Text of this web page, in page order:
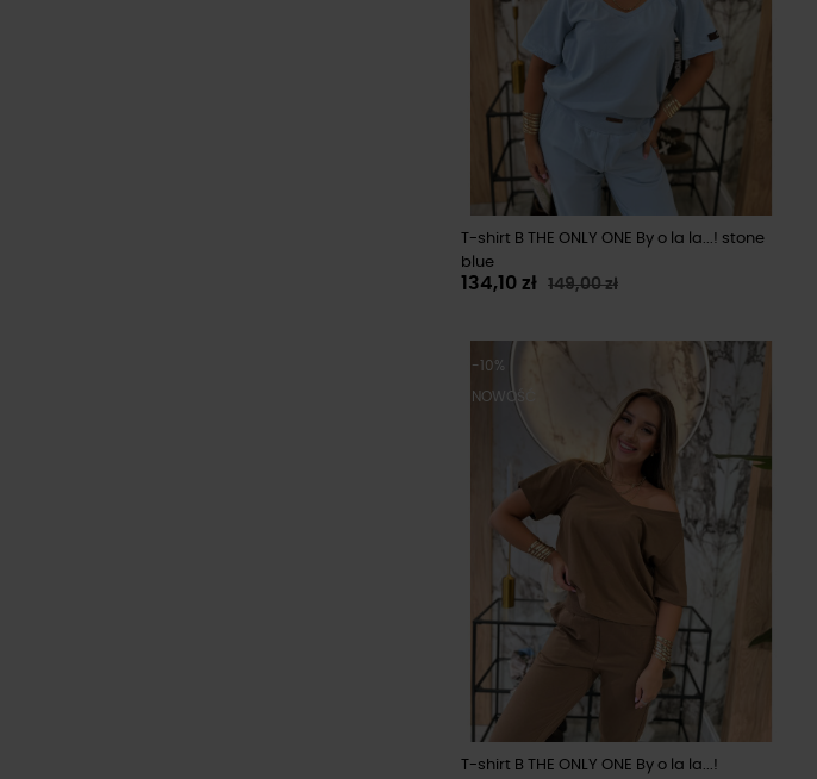
T-shirt B THE ONLY ONE By o la la...! stone
blue
134,10 zł 149,00 zł
-10%
NOWOŚĆ
T-shirt B THE ONLY ONE By o la la...!